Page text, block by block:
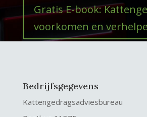
Gratis E-book:
voorkomen en
Bedrijfsgegevens
Kattengedragsadviesbureau